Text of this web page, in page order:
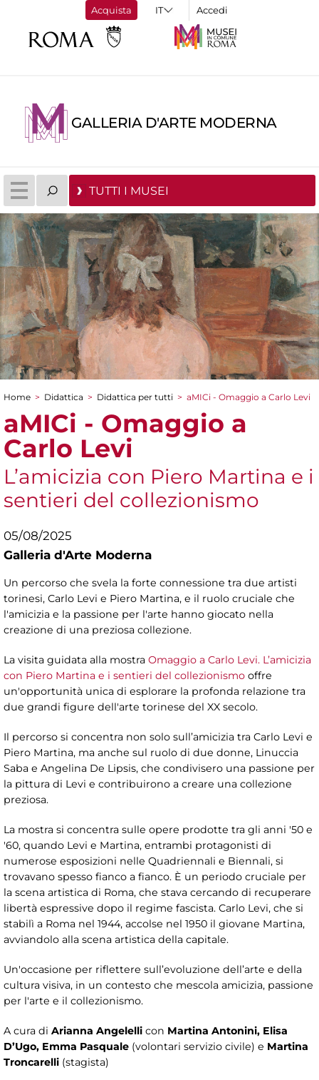
Acquista Accedi
GALLERIA D'ARTE MODERNA
TUTTI I MUSEI
Tu sei qui
Home > Didattica > Didattica per tutti > aMICi - Omaggio a Carlo Levi
aMICi - Omaggio a
Carlo Levi
L’amicizia con Piero Martina e i
sentieri del collezionismo
05/08/2025
Galleria d'Arte Moderna
Un percorso che svela la forte connessione tra due artisti
torinesi, Carlo Levi e Piero Martina, e il ruolo cruciale che
l'amicizia e la passione per l'arte hanno giocato nella
creazione di una preziosa collezione.
La visita guidata alla mostra Omaggio a Carlo Levi. L’amicizia
con Piero Martina e i sentieri del collezionismo offre
un'opportunità unica di esplorare la profonda relazione tra
due grandi figure dell'arte torinese del XX secolo.
Il percorso si concentra non solo sull’amicizia tra Carlo Levi e
Piero Martina, ma anche sul ruolo di due donne, Linuccia
Saba e Angelina De Lipsis, che condivisero una passione per
la pittura di Levi e contribuirono a creare una collezione
preziosa.
La mostra si concentra sulle opere prodotte tra gli anni '50 e
'60, quando Levi e Martina, entrambi protagonisti di
numerose esposizioni nelle Quadriennali e Biennali, si
trovavano spesso fianco a fianco. È un periodo cruciale per
la scena artistica di Roma, che stava cercando di recuperare
libertà espressive dopo il regime fascista. Carlo Levi, che si
stabilì a Roma nel 1944, accolse nel 1950 il giovane Martina,
avviandolo alla scena artistica della capitale.
Un'occasione per riflettere sull’evoluzione dell’arte e della
cultura visiva, in un contesto che mescola amicizia, passione
per l'arte e il collezionismo.
A cura di Arianna Angelelli con Martina Antonini, Elisa
D’Ugo, Emma Pasquale (volontari servizio civile) e Martina
Troncarelli (stagista)